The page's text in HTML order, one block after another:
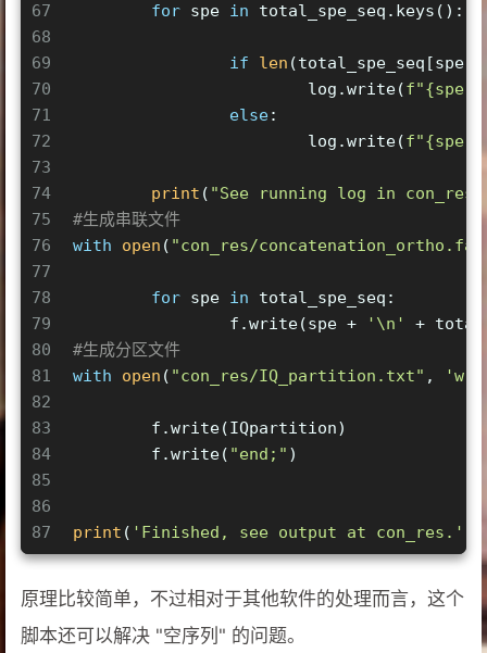
67
68
69
70
71
72
73
74
75
76
77
78
79
80
81
82
83
84
85
86
87
for spe in total_spe_seq.keys():
if len
			log.write(
f"{spe[
else:
			log.write(
f"{spe[
print ( "See running log in con_res/
#生成串联文件
with
open ( "con_res/
for spe in total_spe_seq:
		f.write(spe +
'\n'
+
#生成分区文件
with
open ( "con_res/IQ_partition.txt" , 'w'
	f.write(IQpartition)
	f.write(
"end;" )
print ( 'Finished, see output at con_res.'
原理比较简单，不过相对于其他软件的处理而言，这个
脚本还可以解决 "空序列" 的问题。